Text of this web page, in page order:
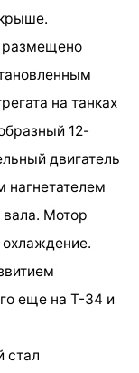
размещено
на танках
12-
двигатель
вала. Мотор
еще на Т-34 и
стал